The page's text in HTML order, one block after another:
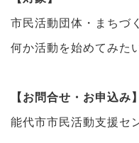
市民活動団体・まちづ
何か活動を始めてみた
【お問合せ・お申込み】
能代市市民活動支援セ